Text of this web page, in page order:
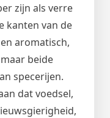
zijn als verre
kanten van de
aromatisch,
beide
specerijen.
dat voedsel,